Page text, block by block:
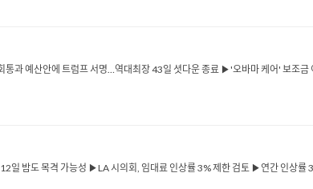
예산안에 트럼프 서명…역대최장 43일 셧다운 종료 ▶'오바마 케어' 보조금
일 밤도 목격 가능성 ▶LA 시의회, 임대료 인상률 3% 제한 검토 ▶연간 인상률